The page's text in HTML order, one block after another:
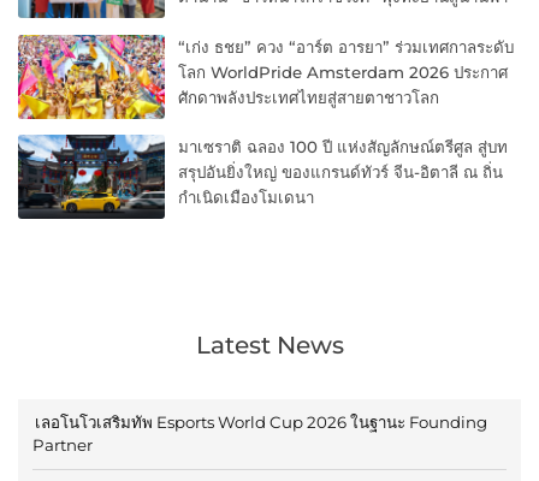
“เก่ง ธชย” ควง “อาร์ต อารยา” ร่วมเทศกาลระดับ
โลก WorldPride Amsterdam 2026 ประกาศ
ศักดาพลังประเทศไทยสู่สายตาชาวโลก
มาเซราติ ฉลอง 100 ปี แห่งสัญลักษณ์ตรีศูล สู่บท
สรุปอันยิ่งใหญ่ ของแกรนด์ทัวร์ จีน-อิตาลี ณ ถิ่น
กำเนิดเมืองโมเดนา
Latest News
เลอโนโวเสริมทัพ Esports World Cup 2026 ในฐานะ Founding
Partner